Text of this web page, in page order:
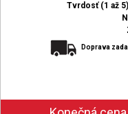
Tvrdosť (1 až
Doprava